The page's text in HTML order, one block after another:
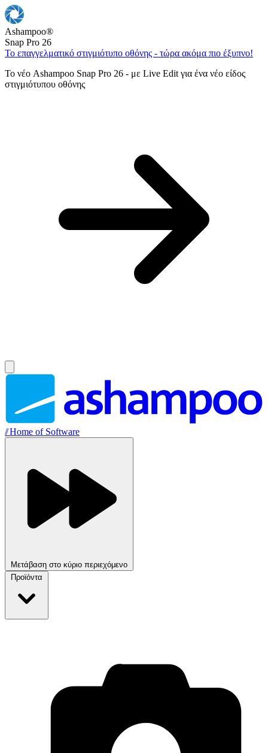
Ashampoo®
Snap Pro 26
Το επαγγελματικό στιγμιότυπο οθόνης - τώρα ακόμα πιο έξυπνο!
Το νέο Ashampoo Snap Pro 26 - με Live Edit για ένα νέο είδος
στιγμιότυπου οθόνης
//Home of Software
Μετάβαση στο κύριο περιεχόμενο
Προϊόντα